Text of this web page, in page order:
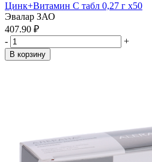
Цинк+Витамин С табл 0,27 г x50
Эвалар ЗАО
407.90 ₽
-
+
В корзину